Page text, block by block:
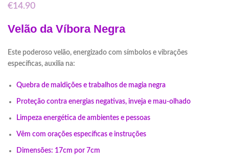
€14.90
Velão da Víbora Negra
Este poderoso velão, energizado com símbolos e vibrações
específicas, auxilia na:
Quebra de maldições e trabalhos de magia negra
Proteção contra energias negativas, inveja e mau-olhado
Limpeza energética de ambientes e pessoas
Vêm com orações específicas e instruções
Dimensões: 17cm por 7cm